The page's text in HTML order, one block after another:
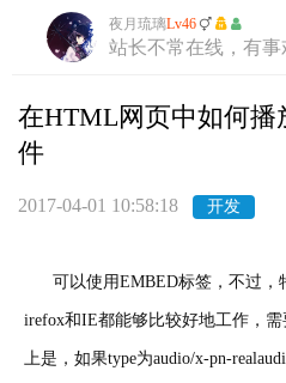
夜月琉璃Lv46
站长不常在线，有
在HTML网页中如何播
件
2017-04-01 10:58:18 开发
可以使用EMBED标签，不过，
irefox和IE都能够比较好地工作，需
上是，如果type为audio/x-pn-